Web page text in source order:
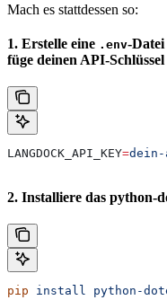
Mach es stattdessen so:
1. Erstelle eine .env-
füge deinen API-
LANGDOCK_API_KEY=
2. Installiere das python-
pip install python-